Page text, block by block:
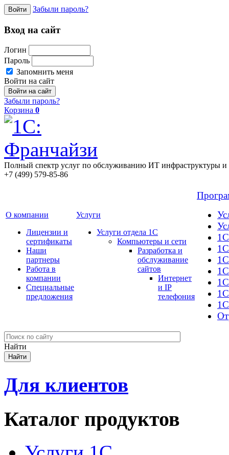
Войти Забыли пароль?
Вход на сайт
Логин
Пароль
Запомнить меня
Войти на сайт
Забыли пароль?
Корзина 0
Полный спектр услуг по обслуживанию ИТ инфраструктуры
+7 (499) 579-85-86
О компании
Лицензии и
сертификаты
Наши
партнеры
Работа в
компании
Специальные
предложения
Услуги
Услуги отдела 1С
Компьютеры и сети
Разработка и
обслуживание
сайтов
Интернет
и IP
телефония
Найти
Для клиентов
Каталог продуктов